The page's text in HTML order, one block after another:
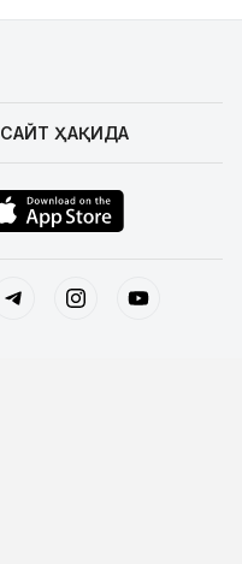
САЙТ ҲАҚИДА